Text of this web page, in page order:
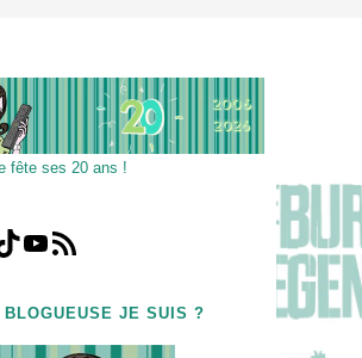
fête ses 20 ans !
YouTube
Flux RSS
BLOGUEUSE JE SUIS ?